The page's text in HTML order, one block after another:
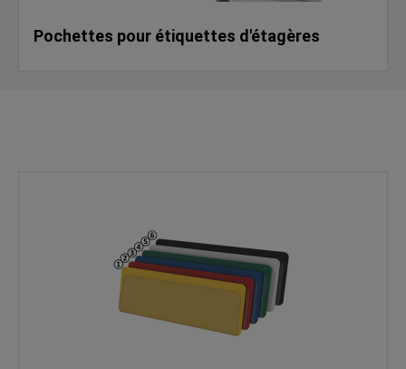
Pochettes pour étiquettes d'étagères